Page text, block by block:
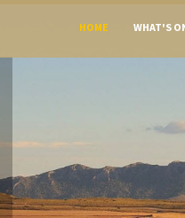
HOME WHAT'S